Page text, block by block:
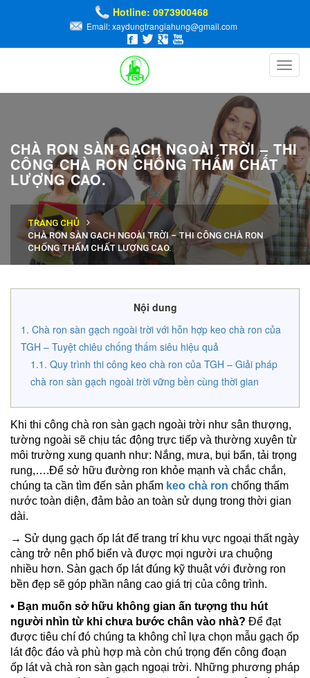
Hotline: 0973900468
Email: xaydungtrangiahung@gmail.com
CHÀ RON SÀN GẠCH NGOÀI TRỜI – THI
CÔNG CHÀ RON CHỐNG THẤM CHẤT
LƯỢNG CAO.
TRANG CHỦ
CHÀ RON SÀN GẠCH NGOÀI TRỜI – THI CÔNG CHÀ RON
CHỐNG THẤM CHẤT LƯỢNG CAO.
Nội dung
Chà ron sàn gạch ngoài trời với hỗn hợp keo chà ron của
TGH – Tuyệt chiêu chống thấm siêu hiệu quả
Quy trình thi công keo chà ron của TGH – Giải pháp
chà ron sàn gạch ngoài trời vững bền cùng thời gian
Khi thi công chà ron sàn gạch ngoài trời như sân thượng,
tường ngoài sẽ chịu tác động trực tiếp và thường xuyên từ
môi trường xung quanh như: Nắng, mưa, bụi bẩn, tải trọng
rung,….Để sở hữu đường ron khỏe mạnh và chắc chắn,
chúng ta cần tìm đến sản phẩm keo chà ron chống thấm
nước toàn diện, đảm bảo an toàn sử dụng trong thời gian
dài.
→ Sử dụng gạch ốp lát để trang trí khu vực ngoại thất ngày
càng trở nên phổ biển và được mọi người ưa chuộng
nhiều hơn. Sàn gạch ốp lát đúng kỹ thuật với đường ron
bền đẹp sẽ góp phần nâng cao giá trị của công trình.
• Bạn muốn sở hữu không gian ấn tượng thu hút
người nhìn từ khi chưa bước chân vào nhà? Để đạt
được tiêu chí đó chúng ta không chỉ lựa chọn mẫu gạch ốp
lát độc đáo và phù hợp mà còn chú trọng đến công đoạn
ốp lát và chà ron sàn gạch ngoại trời. Những phương pháp